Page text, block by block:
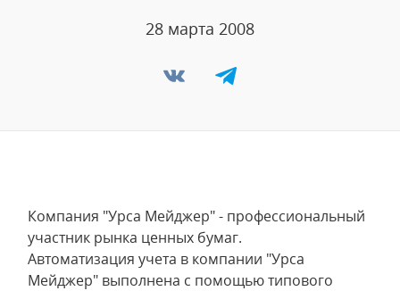
28 марта 2008
Компания "Урса Мейджер" - профессиональный
участник рынка ценных бумаг.
Автоматизация учета в компании "Урса
Мейджер" выполнена с помощью типового